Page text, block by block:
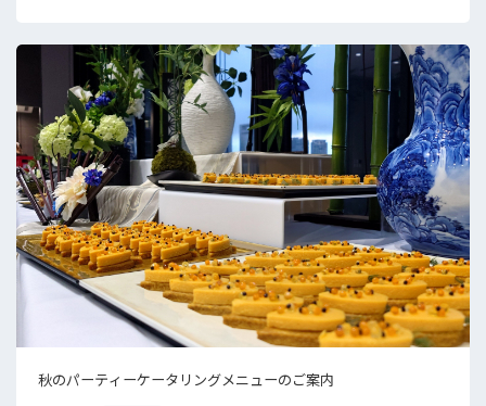
秋のパーティーケータリングメニューのご案内